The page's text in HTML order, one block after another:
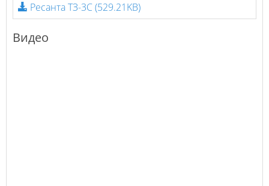
Ресанта ТЗ-3С(529.21KB)
Видео